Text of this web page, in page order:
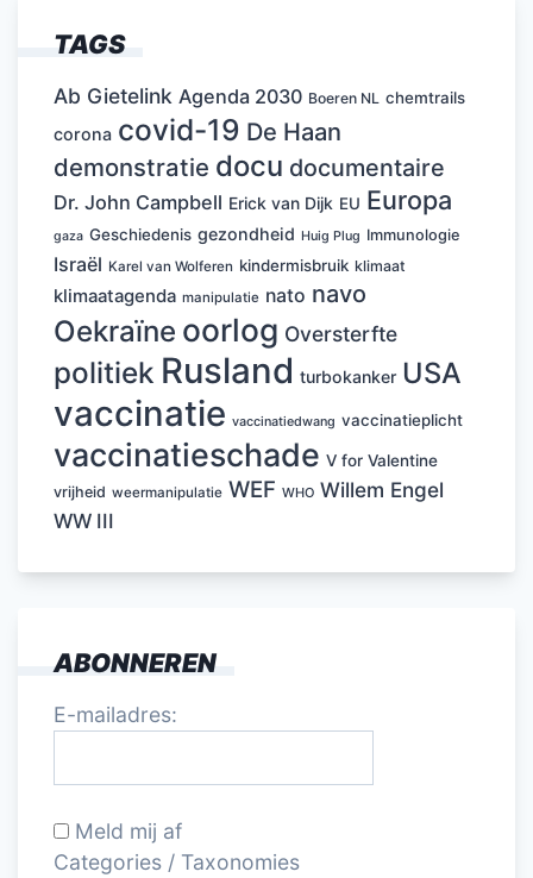
TAGS
Ab Gietelink Agenda 2030 Boeren NL chemtrails
corona covid-19 De Haan
demonstratie docu documentaire
Dr. John Campbell Erick van Dijk EU Europa
gaza Geschiedenis gezondheid Huig Plug Immunologie
Israël Karel van Wolferen kindermisbruik klimaat
klimaatagenda manipulatie nato navo
Oekraïne oorlog Oversterfte
politiek Rusland turbokanker USA
vaccinatie vaccinatiedwang vaccinatieplicht
vaccinatieschade V for Valentine
vrijheid weermanipulatie WEF WHO Willem Engel
WW III
ABONNEREN
E-mailadres:
Meld mij af
Categories / Taxonomies